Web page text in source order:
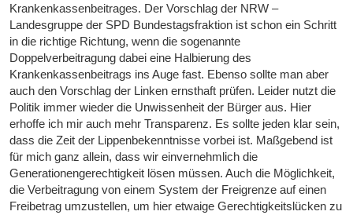
Krankenkassenbeitrages. Der Vorschlag der NRW –
Landesgruppe der SPD Bundestagsfraktion ist schon ein Schritt
in die richtige Richtung, wenn die sogenannte
Doppelverbeitragung dabei eine Halbierung des
Krankenkassenbeitrags ins Auge fast. Ebenso sollte man aber
auch den Vorschlag der Linken ernsthaft prüfen. Leider nutzt die
Politik immer wieder die Unwissenheit der Bürger aus. Hier
erhoffe ich mir auch mehr Transparenz. Es sollte jeden klar sein,
dass die Zeit der Lippenbekenntnisse vorbei ist. Maßgebend ist
für mich ganz allein, dass wir einvernehmlich die
Generationengerechtigkeit lösen müssen. Auch die Möglichkeit,
die Verbeitragung von einem System der Freigrenze auf einen
Freibetrag umzustellen, um hier etwaige Gerechtigkeitslücken zu